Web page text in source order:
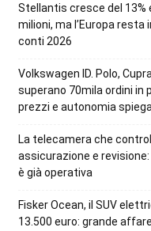
Stellantis cresce del 13%
milioni, ma l’Europa resta
conti 2026
Volkswagen ID. Polo,
superano 70mila ordini in
prezzi e autonomia
La telecamera che
assicurazione e
è già operativa
Fisker Ocean, il SUV
13.500 euro: grande